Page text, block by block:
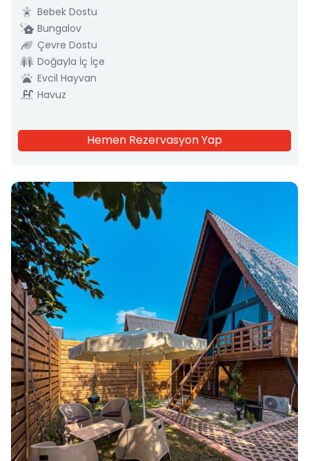
Bebek Dostu
Bungalov
Çevre Dostu
Doğayla İç İçe
Evcil Hayvan
Havuz
Hemen Rezervasyon Yap